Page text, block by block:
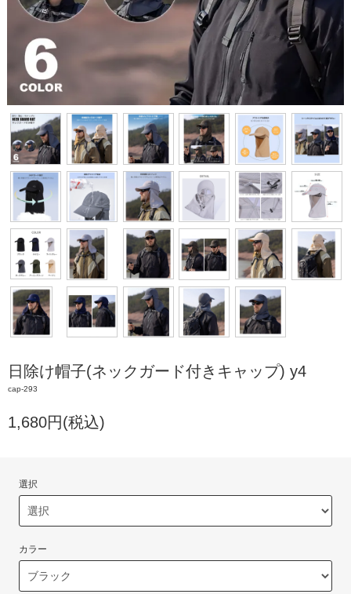
日除け帽子(ネックガード付きキャップ) y4
cap-293
1,680円(税込)
選択
カラー